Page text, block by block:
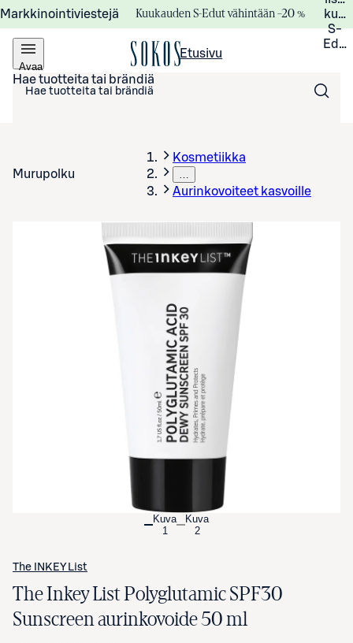
Markkinointiviestejä Kuukauden S-Edut vähintään –20 %
S-
Avaa
valikko
Etusivu
Hae tuotteita tai brändiä
Murupolku
Kosmetiikka
…
Aurinkovoiteet kasvoille
Avaa tuotekuva suurennettuna
Kuva
1
Kuva
2
The INKEY List
The Inkey List Polyglutamic SPF30
Sunscreen aurinkovoide 50 ml